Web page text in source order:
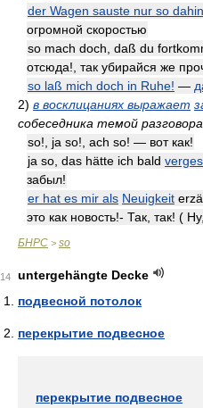
der Wagen sauste nur so dahin
огромной скоростью
so mach doch, daß du
отсюда!, так убирайся же
so laß mich doch in Ruhe! —
2) в восклицаниях выражает
собеседника темой разговора
so!, ja so!, ach so! — вот как!
ja so, das hätte ich bald
забыл!
er hat es mir als Neuigkeit
это как новость!- Так, так! (
БНРС > so
14
untergehängte Decke
подвесной потолок
перекрытие подвесное
перекрытие подвесное